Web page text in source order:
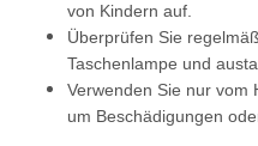
von Kindern auf.
Überprüfen Sie
Taschenlampe und
Verwenden Sie nur vom
um Beschädigungen